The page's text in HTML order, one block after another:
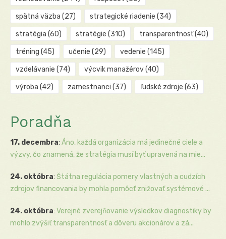
spätná väzba (27) strategické riadenie (34)
stratégia (60) stratégie (310) transparentnosť(40)
tréning (45) učenie (29) vedenie (145)
vzdelávanie (74) výcvik manažérov(40)
výroba (42) zamestnanci (37) ľudské zdroje (63)
Poradňa
17. decembra: Áno, každá organizácia má jedinečné ciele a
výzvy, čo znamená, že stratégia musí byť upravená na mie...
24. októbra: Štátna regulácia pomery vlastných a cudzích
zdrojov financovania by mohla pomôcť znižovať systémové ...
24. októbra: Verejné zverejňovanie výsledkov diagnostiky by
mohlo zvýšiť transparentnosť a dôveru akcionárov a zá...